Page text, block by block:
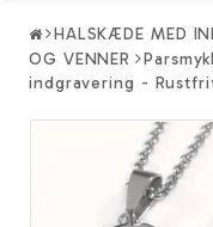
HALSKÆDE MED
OG VENNER
indgravering -